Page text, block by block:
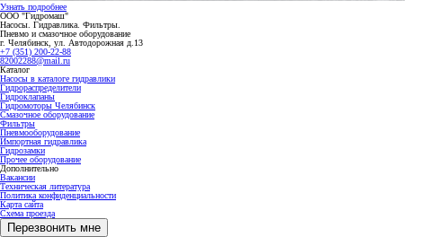
Узнать подробнее
ООО "Гидромаш"
Насосы. Гидравлика. Фильтры.
Пневмо и смазочное оборудование
г. Челябинск, ул. Автодорожная д.13
+7 (351) 200-22-88
82002288@mail.ru
Каталог
Насосы в каталоге гидравлики
Гидрораспределители
Гидроклапаны
Гидромоторы Челябинск
Смазочное оборудование
Фильтры
Пневмооборудование
Импортная гидравлика
Гидрозамки
Прочее оборудование
Дополнительно
Вакансии
Техническая литература
Политика конфиденциальности
Карта сайта
Схема проезда
Перезвонить мне